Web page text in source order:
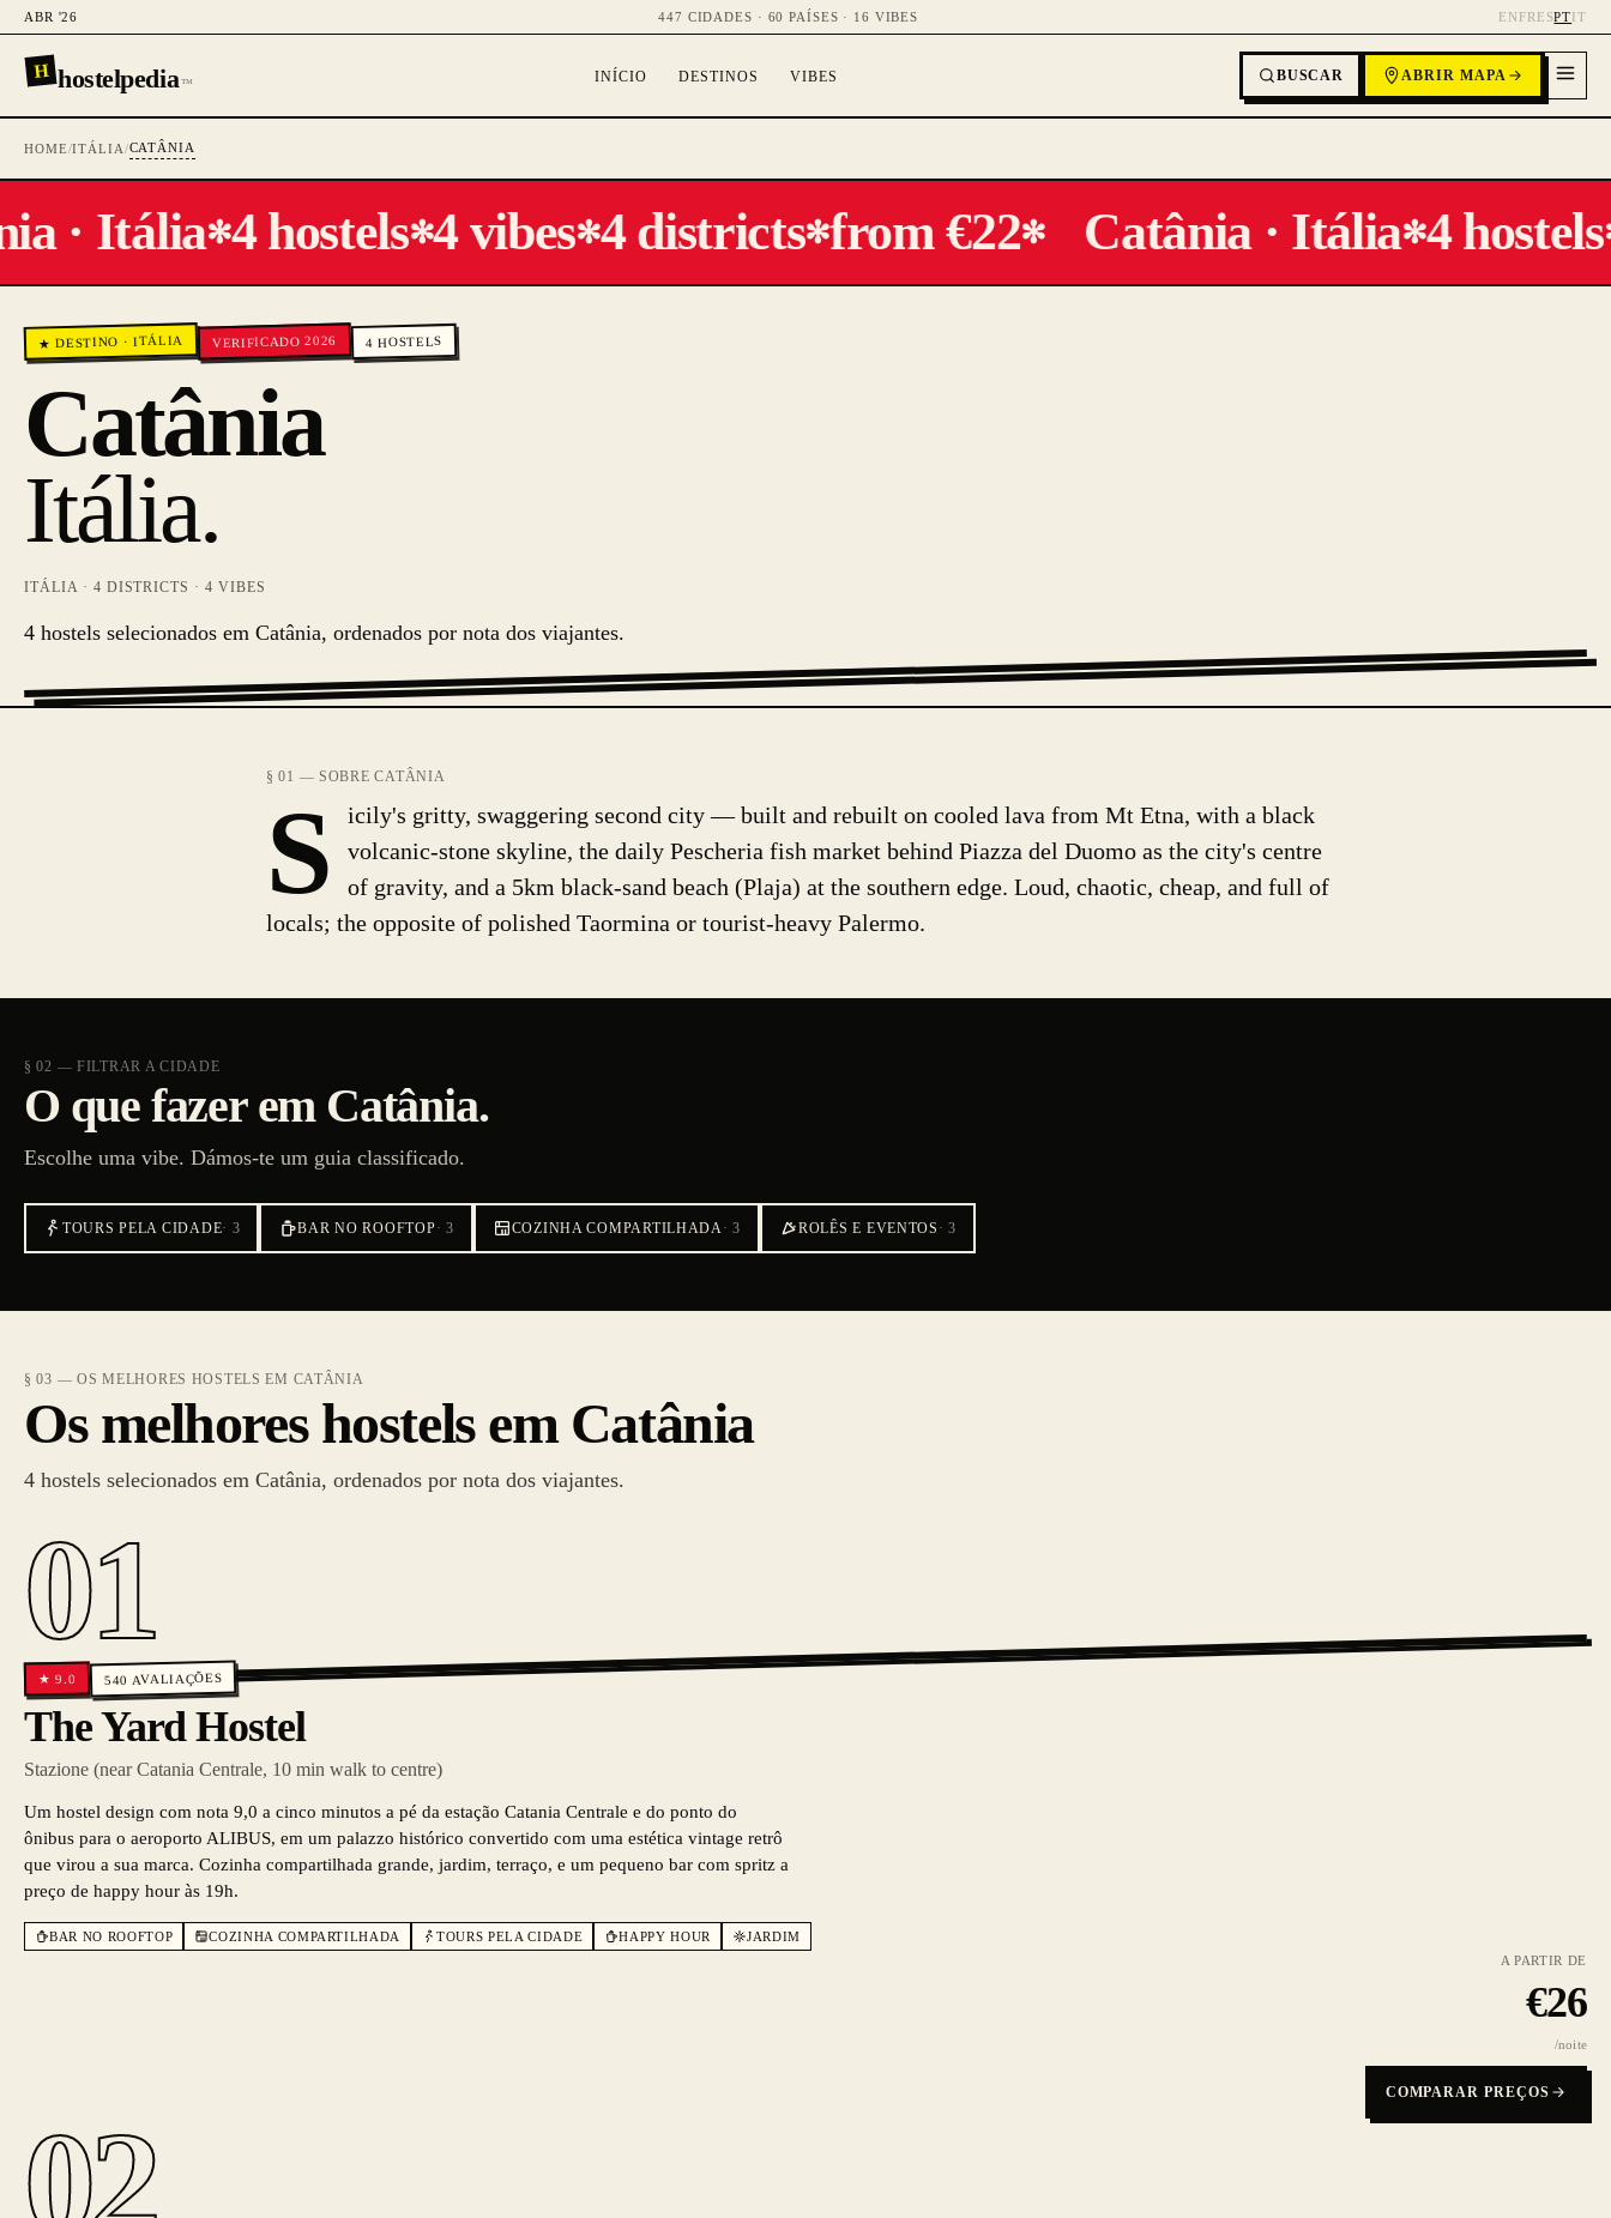
ABR '26 447 CIDADES · 60 PAÍSES · 16 VIBES EN FR ESPTIT
H hostelpedia™ INÍCIO DESTINOS VIBES BUSCAR ABRIR MAPA
HOME/ITÁLIA/CATÂNIA
· Itália✻4 hostels✻4 vibes✻4 districts✻from €22✻ Catânia · Itália✻4 hostels✻
★ DESTINO ·ITÁLIA VERIFICADO 2026 4 HOSTELS
Catânia
Itália.
ITÁLIA· 4 DISTRICTS ·4 VIBES
4 hostels selecionados em Catânia, ordenados por nota dos viajantes.
§ 01 — SOBRE CATÂNIA
S
icily's gritty, swaggering second city — built and rebuilt on cooled lava from Mt Etna, with a black
volcanic-stone skyline, the daily Pescheria fish market behind Piazza del Duomo as the city's centre
of gravity, and a 5km black-sand beach (Plaja) at the southern edge. Loud, chaotic, cheap, and full of
locals; the opposite of polished Taormina or tourist-heavy Palermo.
§ 02 — FILTRAR A CIDADE
O que fazer em Catânia.
Escolhe uma vibe. Dámos-te um guia classificado.
TOURS PELA CIDADE· 3 BAR NO ROOFTOP· 3 COZINHA COMPARTILHADA·3 ROLÊS E EVENTOS ·3
§ 03 — OS MELHORES HOSTELS EM CATÂNIA
Os melhores hostels em Catânia
4 hostels selecionados em Catânia, ordenados por nota dos viajantes.
01
★9.0 540 AVALIAÇÕES
The Yard Hostel
Stazione (near Catania Centrale, 10 min walk to centre)
Um hostel design com nota 9,0 a cinco minutos a pé da estação Catania Centrale e do ponto do
ônibus para o aeroporto ALIBUS, em um palazzo histórico convertido com uma estética vintage retrô
que virou a sua marca. Cozinha compartilhada grande, jardim, terraço, e um pequeno bar com spritz a
preço de happy hour às 19h.
BAR NO ROOFTOP COZINHA COMPARTILHADA TOURS PELA CIDADE HAPPY HOUR
JARDIM
A PARTIR DE
€26
/noite
COMPARAR PREÇOS
02